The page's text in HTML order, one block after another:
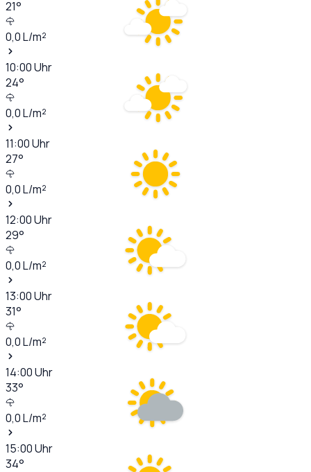
21°
0,0L/m²
10:00Uhr
24°
0,0L/m²
11:00Uhr
27°
0,0L/m²
12:00Uhr
29°
0,0L/m²
13:00Uhr
31°
0,0L/m²
14:00Uhr
33°
0,0L/m²
15:00Uhr
34°